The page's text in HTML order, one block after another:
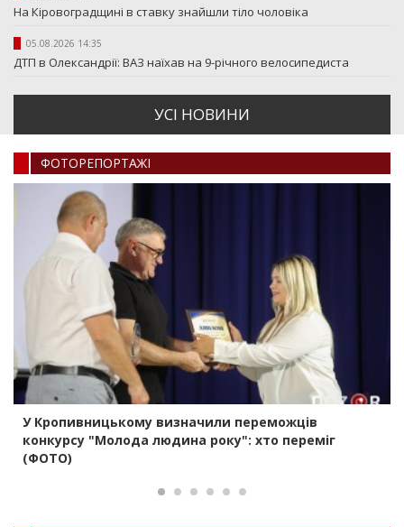
На Кіровоградщині в ставку знайшли тіло чоловіка
05.08.2026 14:35
ДТП в Олександрії: ВАЗ наїхав на 9-річного велосипедиста
УСI НОВИНИ
ФОТОРЕПОРТАЖI
У Кропивницькому визначили переможців
конкурсу "Молода людина року": хто переміг
(ФОТО)